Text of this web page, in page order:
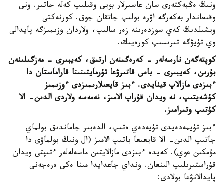
ونىڭ ەڭبەكتەرى سان عاسىرلار بويى وقىلىپ كەلە جاتىر. ونى
وقىعاندار بەكەرگە اۋرە بولىپ جاتقان جوق. كورنەكتى
ويشىلدىڭ كەي سوزدەرىنە زەر سالىپ، ولاردان وزىمىزگە پايدالى
وي تۇيۋگە تىرىسىپ كورەيىك.
كوپتەگەن نارسەلەر - كەرەگىنەن ارتىق، كەيبىرى - مەزگىلىنەن
بۇرىن، كەيبىرى - باس قاتىرۋعا تۇرمايتىنىنا قاراماستان دا
ءبىزدى مازالاپ قينايدى. ءبىز قايعىلارىمىزدى ءوزىمىز
كۇشەيتىپ، نە ويدان قۇراپ الامىز، نەمەسە ولاردى الدىن- الا
كۇتىپ وتىرامىز.
ءبىز تۇيمەدەيدى تۇيەدەي ەتىپ، الدەبىر جاماندىق بولماي
جاتىپ الدىن- الا قايعىعا باتىپ الامىز (ال ونىڭ بولماۋى دا
مۇمكىن عوي). كەيدە ءبىزدى مازالايتىن ماسەلەلەر ءتىپتى ويدان
قۇراستىرىلىپ الىنعان. ونداي جاعدايدا مىنا ەكى ەرەجەنى
پايدالانۋعا بولادى: